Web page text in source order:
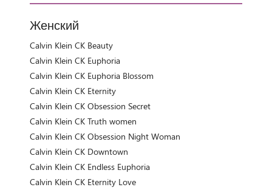
Женский
Calvin Klein CK Beauty
Calvin Klein CK Euphoria
Calvin Klein CK Euphoria Blossom
Calvin Klein CK Eternity
Calvin Klein CK Obsession Secret
Calvin Klein CK Truth women
Calvin Klein CK Obsession Night Woman
Calvin Klein CK Downtown
Calvin Klein CK Endless Euphoria
Calvin Klein CK Eternity Love